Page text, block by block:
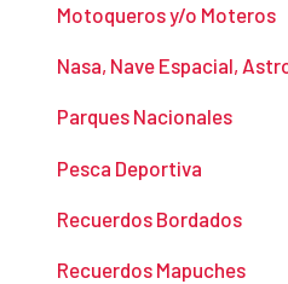
Motoqueros y/o Moteros
Nasa, Nave Espacial,
Parques Nacionales
Pesca Deportiva
Recuerdos Bordados
Recuerdos Mapuches